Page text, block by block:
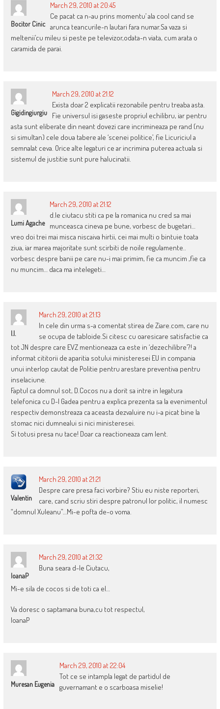
Bocitor Cinic
March 29, 2010 at 20:45
Ce pacat ca n-au prins momentu’ ala cool cand se
arunca teancurile-n lautari fara numar.Sa vaza si
meltenii’cu mileu si peste pe televizor,odata-n viata, cum arata o
caramida de parai.
Gigidingiurgiu
March 29, 2010 at 21:12
Exista doar 2 explicatii rezonabile pentru treaba asta.
Fie universul isi gaseste propriul echilibru, iar pentru
asta sunt eliberate din neant dovezi care incrimineaza pe rand (nu
si simultan) cele doua tabere ale ‘scenei politice’, fie Licuriciul a
semnalat ceva. Orice alte legaturi ce ar incrimina puterea actuala si
sistemul de justitie sunt pure halucinatii.
Lumi Agache
March 29, 2010 at 21:12
d.le ciutacu stiti ca pe la romanica nu cred sa mai
munceasca cineva pe bune, vorbesc de bugetari…
vreo doi trei mai misca niscaiva hirtii, cei mai multi o bintuie toata
ziua, iar marea majoritate sunt scirbiti de noile regulamente..
vorbesc despre banii pe care nu-i mai primim, fie ca muncim ,fie ca
nu muncim… daca ma intelegeti…
I.I.
March 29, 2010 at 21:13
In cele din urma s-a comentat stirea de Ziare.com, care nu
se ocupa de tabloide.Si citesc cu oaresicare satisfactie ca
tot JN despre care EVZ mentioneaza ca este in ‘dezechilibre’?! a
informat cititorii de aparitia sotului ministeresei EU in compania
unui interlop cautat de Politie pentru arestare preventiva pentru
inselaciune.
Faptul ca domnul sot, D.Cocos nu a dorit sa intre in legatura
telefonica cu D-l Gadea pentru a explica prezenta sa la evenimentul
respectiv demonstreaza ca aceasta dezvaluire nu i-a picat bine la
stomac nici dumnealui si nici ministeresei.
Si totusi presa nu tace! Doar ca reactioneaza cam lent.
Valentin
March 29, 2010 at 21:21
Despre care presa faci vorbire? Stiu eu niste reporteri,
care, cand scriu stiri despre patronul lor politic, il numesc
“domnul Xuleanu”…Mi-e pofta de-o voma.
IoanaP
March 29, 2010 at 21:32
Buna seara d-le Ciutacu,
Mi-e sila de cocos si de toti ca el…
Va doresc o saptamana buna,cu tot respectul,
IoanaP
Muresan Eugenia
March 29, 2010 at 22:04
Tot ce se intampla legat de partidul de
guvernamant e o scarboasa miselie!